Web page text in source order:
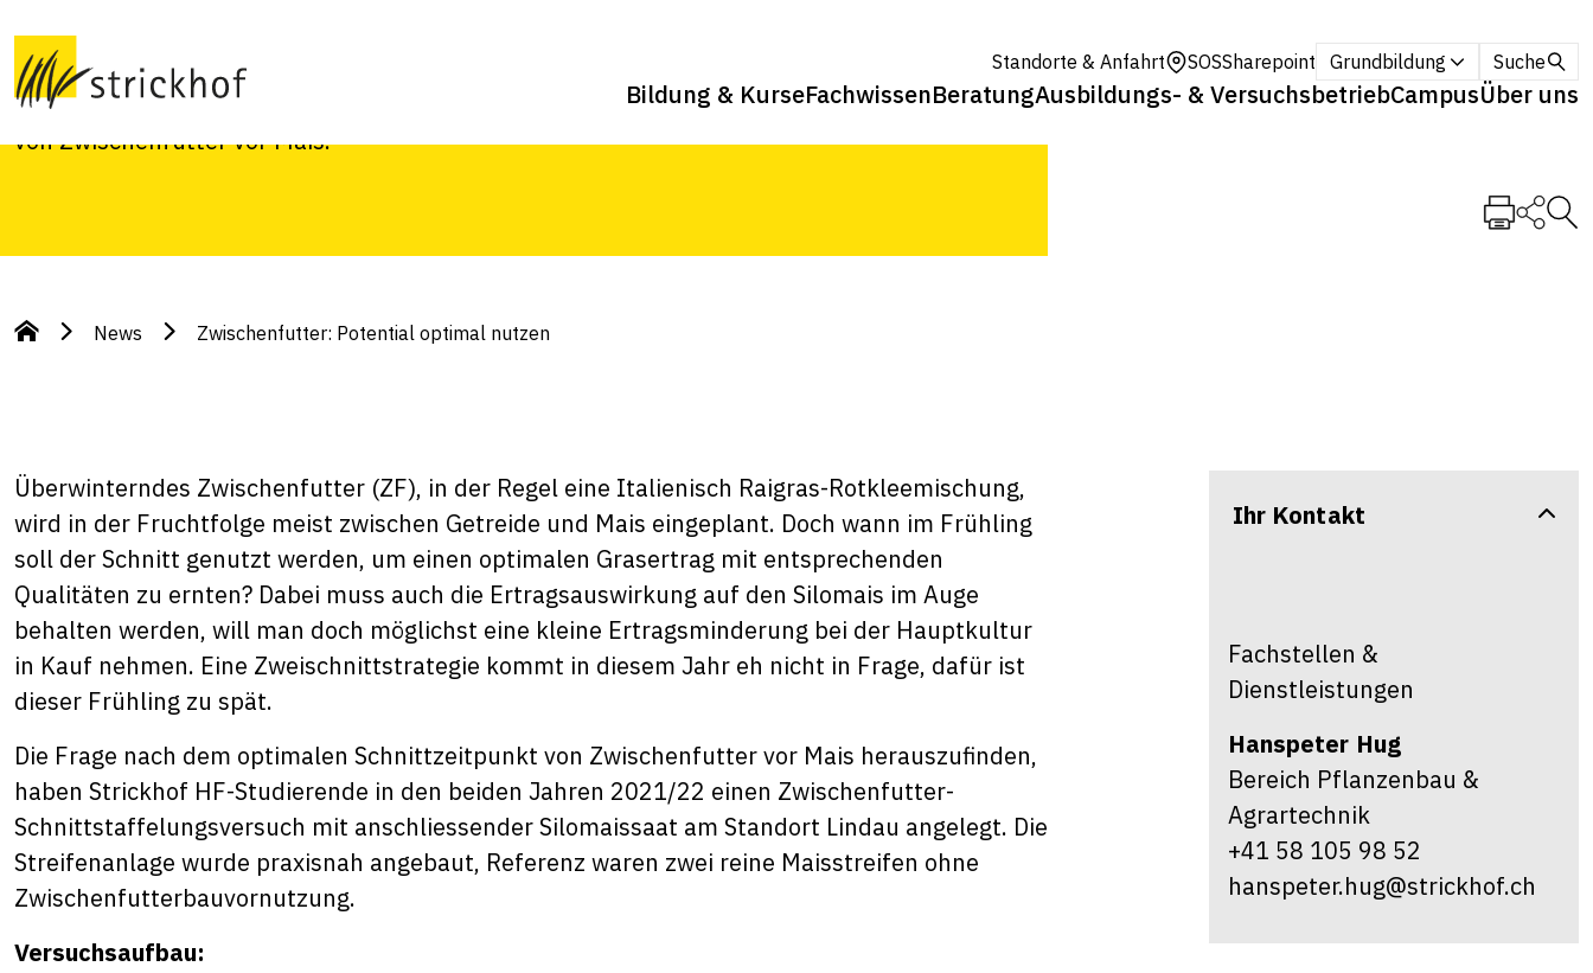
Standorte & Anfahrt SOSSharepoint Grundbildung Suche
Bildung & KurseFachwissenBeratungAusbildungs- & VersuchsbetriebCampusÜber uns
optimal nutzen
Hanspeter Hug, Futterbauberater am Strickhof, über den optimalen Schnittzeitpunkt
von Zwischenfutter vor Mais.
News Zwischenfutter: Potential optimal nutzen
Überwinterndes Zwischenfutter (ZF), in der Regel eine Italienisch Raigras-Rotkleemischung,
wird in der Fruchtfolge meist zwischen Getreide und Mais eingeplant. Doch wann im Frühling
soll der Schnitt genutzt werden, um einen optimalen Grasertrag mit entsprechenden
Qualitäten zu ernten? Dabei muss auch die Ertragsauswirkung auf den Silomais im Auge
behalten werden, will man doch möglichst eine kleine Ertragsminderung bei der Hauptkultur
in Kauf nehmen. Eine Zweischnittstrategie kommt in diesem Jahr eh nicht in Frage, dafür ist
dieser Frühling zu spät.
Die Frage nach dem optimalen Schnittzeitpunkt von Zwischenfutter vor Mais herauszufinden,
haben Strickhof HF-Studierende in den beiden Jahren 2021/22 einen Zwischenfutter-
Schnittstaffelungsversuch mit anschliessender Silomaissaat am Standort Lindau angelegt. Die
Streifenanlage wurde praxisnah angebaut, Referenz waren zwei reine Maisstreifen ohne
Zwischenfutterbauvornutzung.
Versuchsaufbau:
Ihr Kontakt
Fachstellen &
Dienstleistungen
Hanspeter Hug
Bereich Pflanzenbau &
Agrartechnik
+41 58 105 98 52
hanspeter.hug@strickhof.ch